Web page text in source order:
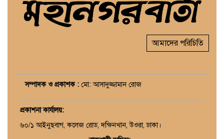
আমাদের পরিচিতি
সম্পাদক ও প্রকাশক : মো: আসাদুজ্জামান রোজ
প্রকাশনা কার্যালয়:
৬০/১ আইনুছবাগ, কলেজ রোড, দক্ষিনখান, উওরা, ঢাকা।